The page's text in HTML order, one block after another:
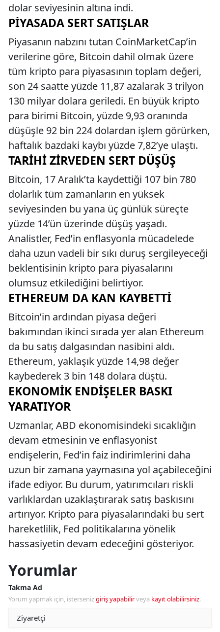
dolar seviyesinin altına indi.
PIYASADA SERT SATIŞLAR
Piyasanın nabzını tutan CoinMarketCap’in
verilerine göre, Bitcoin dahil olmak üzere
tüm kripto para piyasasının toplam değeri,
son 24 saatte yüzde 11,87 azalarak 3 trilyon
130 milyar dolara geriledi. En büyük kripto
para birimi Bitcoin, yüzde 9,93 oranında
düşüşle 92 bin 224 dolardan işlem görürken,
haftalık bazdaki kaybı yüzde 7,82’ye ulaştı.
TARIHI ZIRVEDEN SERT DÜŞÜŞ
Bitcoin, 17 Aralık’ta kaydettiği 107 bin 780
dolarlık tüm zamanların en yüksek
seviyesinden bu yana üç günlük süreçte
yüzde 14’ün üzerinde düşüş yaşadı.
Analistler, Fed’in enflasyonla mücadelede
daha uzun vadeli bir sıkı duruş sergileyeceği
beklentisinin kripto para piyasalarını
olumsuz etkilediğini belirtiyor.
ETHEREUM DA KAN KAYBETTI
Bitcoin’in ardından piyasa değeri
bakımından ikinci sırada yer alan Ethereum
da bu satış dalgasından nasibini aldı.
Ethereum, yaklaşık yüzde 14,98 değer
kaybederek 3 bin 148 dolara düştü.
EKONOMIK ENDIŞELER BASKI
YARATIYOR
Uzmanlar, ABD ekonomisindeki sıcaklığın
devam etmesinin ve enflasyonist
endişelerin, Fed’in faiz indirimlerini daha
uzun bir zamana yaymasına yol açabileceğini
ifade ediyor. Bu durum, yatırımcıları riskli
varlıklardan uzaklaştırarak satış baskısını
artırıyor. Kripto para piyasalarındaki bu sert
hareketlilik, Fed politikalarına yönelik
hassasiyetin devam edeceğini gösteriyor.
Yorumlar
Takma Ad
Yorum yapmak için, istersenizgiriş yapabilirveya kayıt olabilirsiniz.